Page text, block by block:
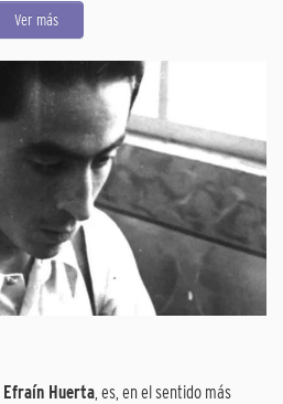
Ver más
Efraín Huerta, es, en el sentido más